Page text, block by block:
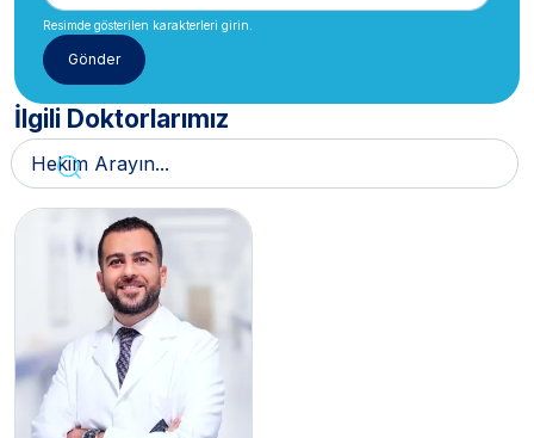
Resimde gösterilen karakterleri girin.
İlgili Doktorlarımız